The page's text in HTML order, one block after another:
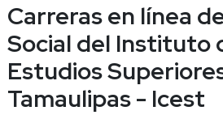
Carreras en línea
Social del Instituto
Estudios
Tamaulipas - Icest